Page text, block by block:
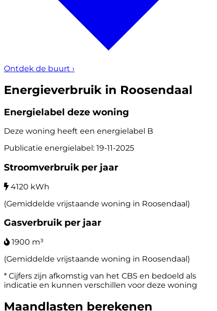
Ontdek de buurt ›
Energieverbruik in Roosendaal
Energielabel deze woning
Deze woning heeft een energielabel B
Publicatie energielabel: 19-11-2025
Stroomverbruik per jaar
4120 kWh
(Gemiddelde vrijstaande woning in Roosendaal)
Gasverbruik per jaar
1900 m³
(Gemiddelde vrijstaande woning in Roosendaal)
* Cijfers zijn afkomstig van het CBS en bedoeld als
indicatie en kunnen verschillen voor deze woning
Maandlasten berekenen